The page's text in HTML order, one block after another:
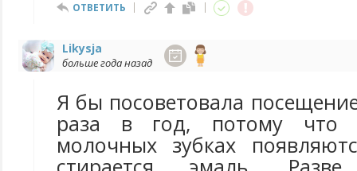
ОТВЕТИТЬ
Likysja
больше года назад
Я бы посоветовала
раза в год, потому что
молочных зубках